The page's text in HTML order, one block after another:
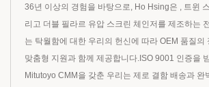
36년 이상의 경험을 바탕으로, Ho Hsing은 , 트윈
리고 더블 필라르 유압 스크린 체인저를 제조하는
는 탁월함에 대한 우리의 헌신에 따라 OEM 품질의
맞춤형 지원과 함께 제공합니다.ISO 9001 인증을
Mitutoyo CMM을 갖춘 우리는 제로 결함 배송과 완